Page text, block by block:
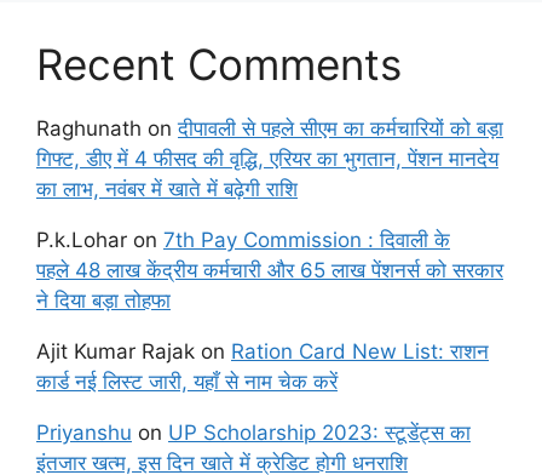
Recent Comments
Raghunath onदीपावली से पहले सीएम का कर्मचारियों को बड़ा
गिफ्ट, डीए में 4 फीसद की वृद्धि, एरियर का भुगतान, पेंशन मानदेय
का लाभ, नवंबर में खाते में बढ़ेगी राशि
P.k.Lohar on 7th Pay Commission : दिवाली के
पहले 48 लाख केंद्रीय कर्मचारी और 65 लाख पेंशनर्स को सरकार
ने दिया बड़ा तोहफा
Ajit Kumar Rajak on Ration Card New List: राशन
कार्ड नई लिस्ट जारी, यहाँ से नाम चेक करें
Priyanshu on UP Scholarship 2023: स्टूडेंट्स का
इंतजार खत्म, इस दिन खाते में क्रेडिट होगी धनराशि